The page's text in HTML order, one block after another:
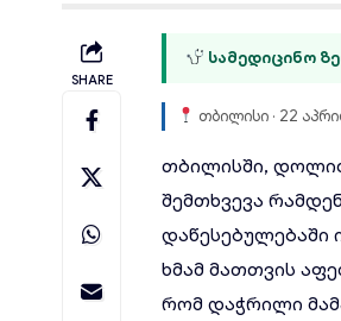
SHARE
სამედიცინო
თბილისი · 22
თბილისში,
შემთხვევა
ხმამ მათთვის
რომ დაჭრილი